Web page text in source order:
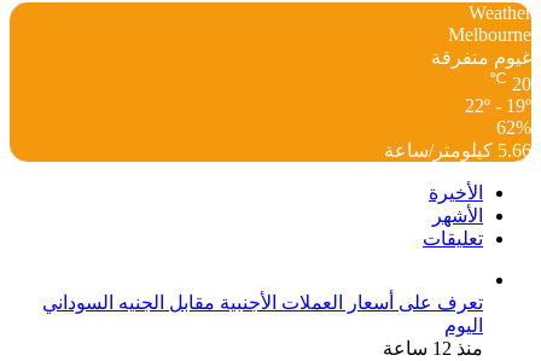
Weather
Melbourne
غيوم متفرقة
20
℃
22º - 19º
62%
5.66 كيلومتر/ساعة
الأخيرة
الأشهر
تعليقات
تعرف على أسعار العملات الأجنبية مقابل الجنيه السوداني
اليوم
منذ 12 ساعة